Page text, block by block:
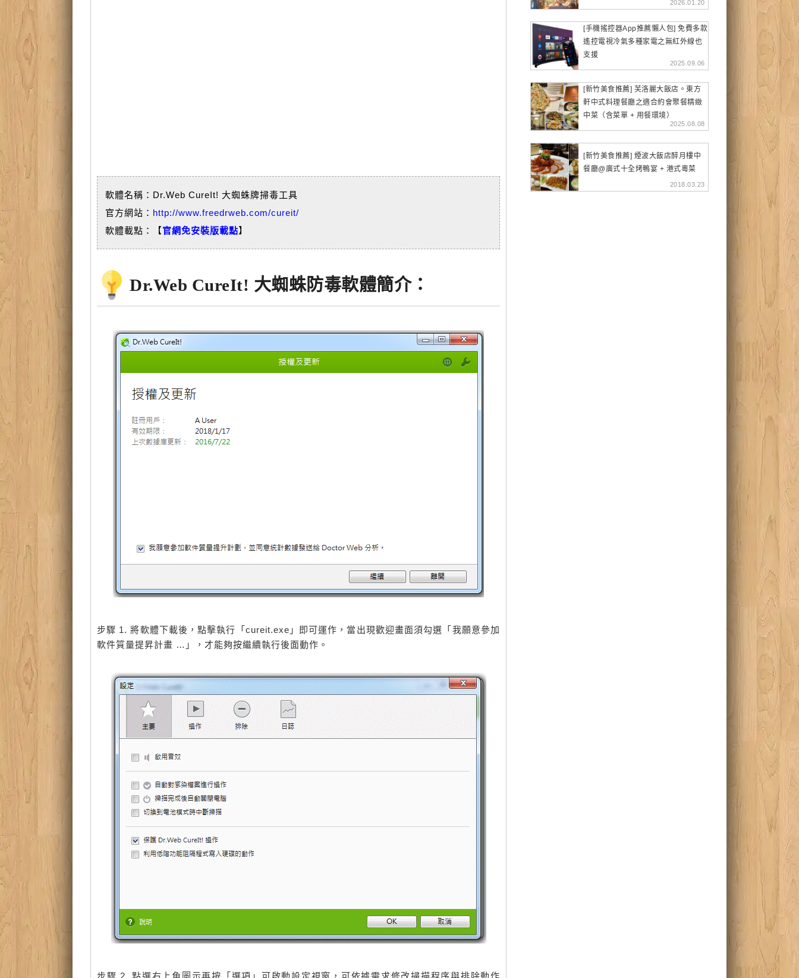
軟體名稱：Dr.Web CureIt! 大蜘蛛牌掃毒工具
官方網站： http://www.freedrweb.com/cureit/
軟體載點：【官網免安裝版載點】
Dr.Web CureIt! 大蜘蛛防毒軟體簡介：
步驟 1. 將軟體下載後，點擊執行「cureit.exe」即可運作，當出現歡迎畫面須勾選「我願意參加
軟件質量提昇計畫 …」，才能夠按繼續執行後面動作。
步驟 2. 點選右上角圖示再按「選項」可啟動設定視窗，可依據需求修改掃描程序與排除動作
2026.01.20
[手機搖控器App推薦懶人包] 免費多款
遙控電視冷氣多種家電之無紅外線也
支援
2025.09.06
[新竹美食推薦] 芙洛麗大飯店。東方
軒中式料理餐廳之適合約會聚餐精緻
中菜（含菜單 + 用餐環境）
2025.08.08
[新竹美食推薦] 煙波大飯店醉月樓中
餐廳@廣式十全烤鴨宴 + 港式粵菜
2018.03.23